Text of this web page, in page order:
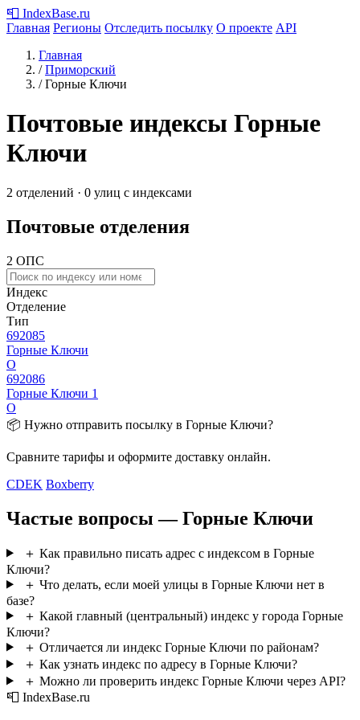
📮 IndexBase.ru
Главная Регионы Отследить посылку О проекте API
Главная
/ Приморский
/ Горные Ключи
Почтовые индексы Горные
Ключи
2 отделений · 0 улиц с индексами
Почтовые отделения
2 ОПС
Индекс
Отделение
Тип
692085
Горные Ключи
О
692086
Горные Ключи 1
О
📦 Нужно отправить посылку в Горные Ключи?
Сравните тарифы и оформите доставку онлайн.
CDEK Boxberry
Частые вопросы — Горные Ключи
＋ Как правильно писать адрес с индексом в Горные
Ключи?
＋ Что делать, если моей улицы в Горные Ключи нет в
базе?
＋ Какой главный (центральный) индекс у города Горные
Ключи?
＋ Отличается ли индекс Горные Ключи по районам?
＋ Как узнать индекс по адресу в Горные Ключи?
＋ Можно ли проверить индекс Горные Ключи через API?
📮 IndexBase.ru